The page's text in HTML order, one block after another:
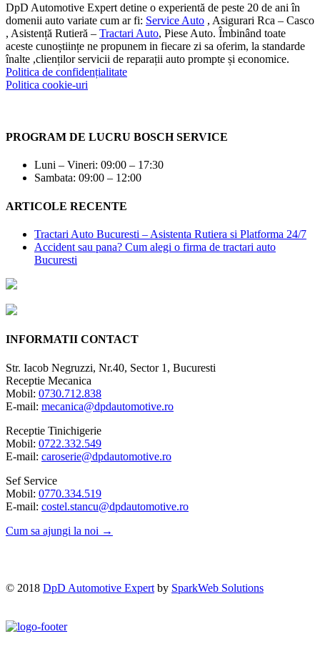
DpD Automotive Expert detine o experientă de peste 20 de ani în
domenii auto variate cum ar fi: Service Auto , Asigurari Rca – Casco
, Asistență Rutieră – Tractari Auto, Piese Auto. Îmbinând toate
aceste cunoștiințe ne propunem in fiecare zi sa oferim, la standarde
înalte ,clienților servicii de reparații auto prompte și economice.
Politica de confidențialitate
Politica cookie-uri
PROGRAM DE LUCRU BOSCH SERVICE
Luni – Vineri: 09:00 – 17:30
Sambata: 09:00 – 12:00
ARTICOLE RECENTE
Tractari Auto Bucuresti – Asistenta Rutiera si Platforma 24/7
Accident sau pana? Cum alegi o firma de tractari auto
Bucuresti
INFORMATII CONTACT
Str. Iacob Negruzzi, Nr.40, Sector 1, Bucuresti
Receptie Mecanica
Mobil: 0730.712.838
E-mail: mecanica@dpdautomotive.ro
Receptie Tinichigerie
Mobil: 0722.332.549
E-mail: caroserie@dpdautomotive.ro
Sef Service
Mobil: 0770.334.519
E-mail: costel.stancu@dpdautomotive.ro
Cum sa ajungi la noi →
© 2018 DpD Automotive Expert by SparkWeb Solutions